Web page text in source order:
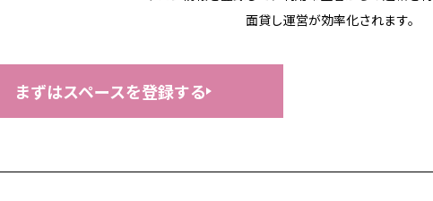
面貸し運営が効率化されます。
まずはスペースを登録する